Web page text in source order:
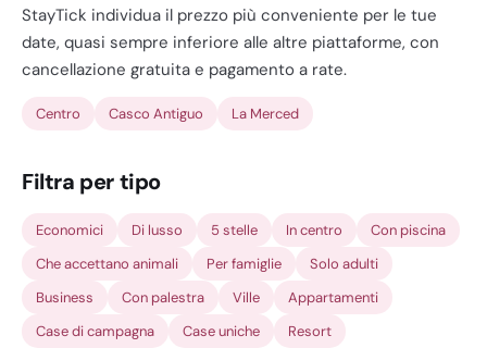
StayTick individua il prezzo più conveniente per le tue
date, quasi sempre inferiore alle altre piattaforme, con
cancellazione gratuita e pagamento a rate.
Centro Casco Antiguo La Merced
Filtra per tipo
Economici Di lusso 5 stelle In centro
Con piscina
Che accettano animali
Per famiglie
Solo adulti
Business
Con palestra Ville
Appartamenti
Case di campagna
Case uniche Resort